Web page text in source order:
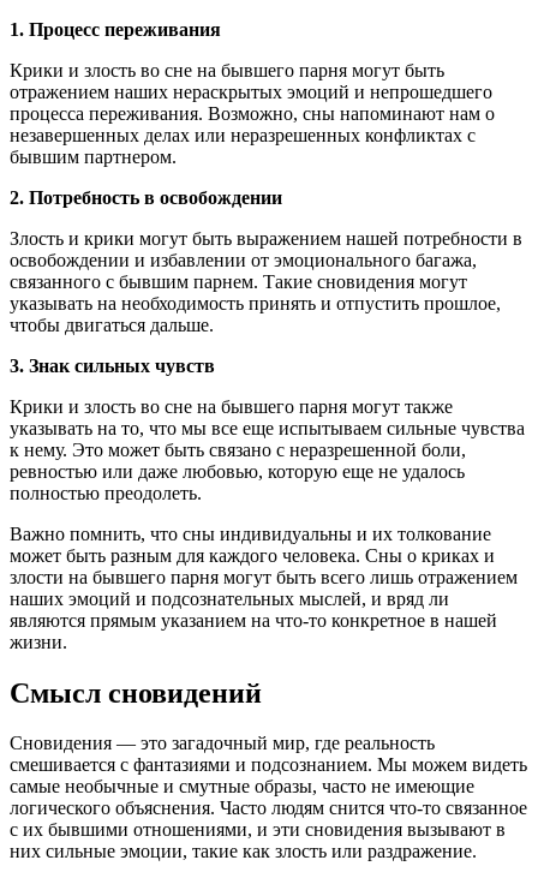
1. Процесс переживания
Крики и злость во сне на бывшего парня могут быть
отражением наших нераскрытых эмоций и непрошедшего
процесса переживания. Возможно, сны напоминают нам о
незавершенных делах или неразрешенных конфликтах с
бывшим партнером.
2. Потребность в освобождении
Злость и крики могут быть выражением нашей потребности в
освобождении и избавлении от эмоционального багажа,
связанного с бывшим парнем. Такие сновидения могут
указывать на необходимость принять и отпустить прошлое,
чтобы двигаться дальше.
3. Знак сильных чувств
Крики и злость во сне на бывшего парня могут также
указывать на то, что мы все еще испытываем сильные чувства
к нему. Это может быть связано с неразрешенной боли,
ревностью или даже любовью, которую еще не удалось
полностью преодолеть.
Важно помнить, что сны индивидуальны и их толкование
может быть разным для каждого человека. Сны о криках и
злости на бывшего парня могут быть всего лишь отражением
наших эмоций и подсознательных мыслей, и вряд ли
являются прямым указанием на что-то конкретное в нашей
жизни.
Смысл сновидений
Сновидения — это загадочный мир, где реальность
смешивается с фантазиями и подсознанием. Мы можем видеть
самые необычные и смутные образы, часто не имеющие
логического объяснения. Часто людям снится что-то связанное
с их бывшими отношениями, и эти сновидения вызывают в
них сильные эмоции, такие как злость или раздражение.